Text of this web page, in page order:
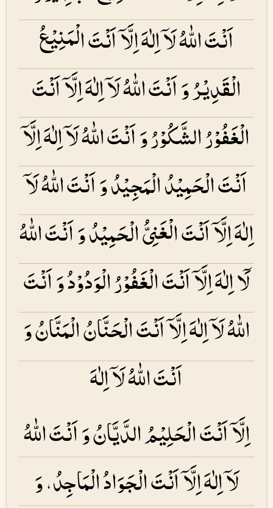
اَنْتَ اللّٰهُ لَاۤ اِلٰهَ اِلَّاۤ اَنْتَ الْمَنِيْعُ
الْقَدِيْرُ وَ اَنْتَ اللّٰهُ لَاۤ اِلٰهَ اِلَّاۤ اَنْتَ
الْغَفُوْرُ الشَّكُوْرُ وَ اَنْتَ اللّٰهُ لَاۤ اِلٰهَ اِلَّاۤ
اَنْتَ الْحَمِيْدُ الْمَجِيْدُ وَ اَنْتَ اللّٰهُ لَاۤ
اِلٰهَ اِلَّاۤ اَنْتَ الْغَنِىُّ الْحَمِيْدُ وَ اَنْتَ اللّٰهُ
لَۤا اِلٰهَ اِلَّاۤ اَنْتَ الْغَفُوْرُ الْوَدُوْدُ وَ اَنْتَ
اللّٰهُ لَاۤ اِلٰهَ اِلَّاۤ اَنْتَ الْحَنَّانُ الْمَنَّانُ وَ
اَنْتَ اللّٰهُ لَاۤ اِلٰهَ
اِلَّاۤ اَنْتَ الْحَلِيْمُ الدَّيَّانُ وَ اَنْتَ اللّٰهُ
لَاۤ اِلٰهَ اِلَّاۤ اَنْتَ الْجَوَادُ الْمَاجِدُ، وَ